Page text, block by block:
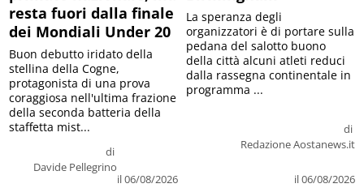
resta fuori dalla finale
dei Mondiali Under 20
di
Davide Pellegrino
il 06/08/2026
Buon debutto iridato della
stellina della Cogne,
protagonista di una prova
coraggiosa nell'ultima frazione
della seconda batteria della
staffetta mist...
di
Redazione Aostanews.it
il 06/08/2026
La speranza degli
organizzatori è di portare sulla
pedana del salotto buono
della città alcuni atleti reduci
dalla rassegna continentale in
programma ...